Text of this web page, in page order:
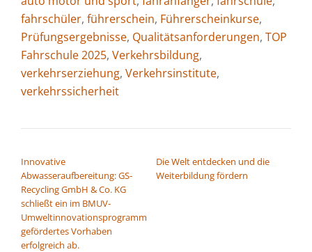
fahrschüler, führerschein, Führerscheinkurse,
Prüfungsergebnisse, Qualitätsanforderungen, TOP
Fahrschule 2025, Verkehrsbildung,
verkehrserziehung, Verkehrsinstitute,
verkehrssicherheit
Innovative
Abwasseraufbereitung: GS-
Recycling GmbH & Co. KG
schließt ein im BMUV-
Umweltinnovationsprogramm
gefördertes Vorhaben
erfolgreich ab.
Die Welt entdecken und die
Weiterbildung fördern